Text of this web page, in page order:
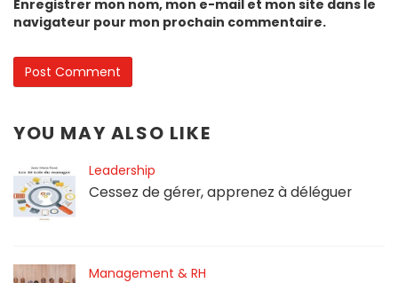
Enregistrer mon nom, mon e-mail et mon site dans le
navigateur pour mon prochain commentaire.
YOU MAY ALSO LIKE
Leadership
Cessez de gérer, apprenez à déléguer
Management & RH